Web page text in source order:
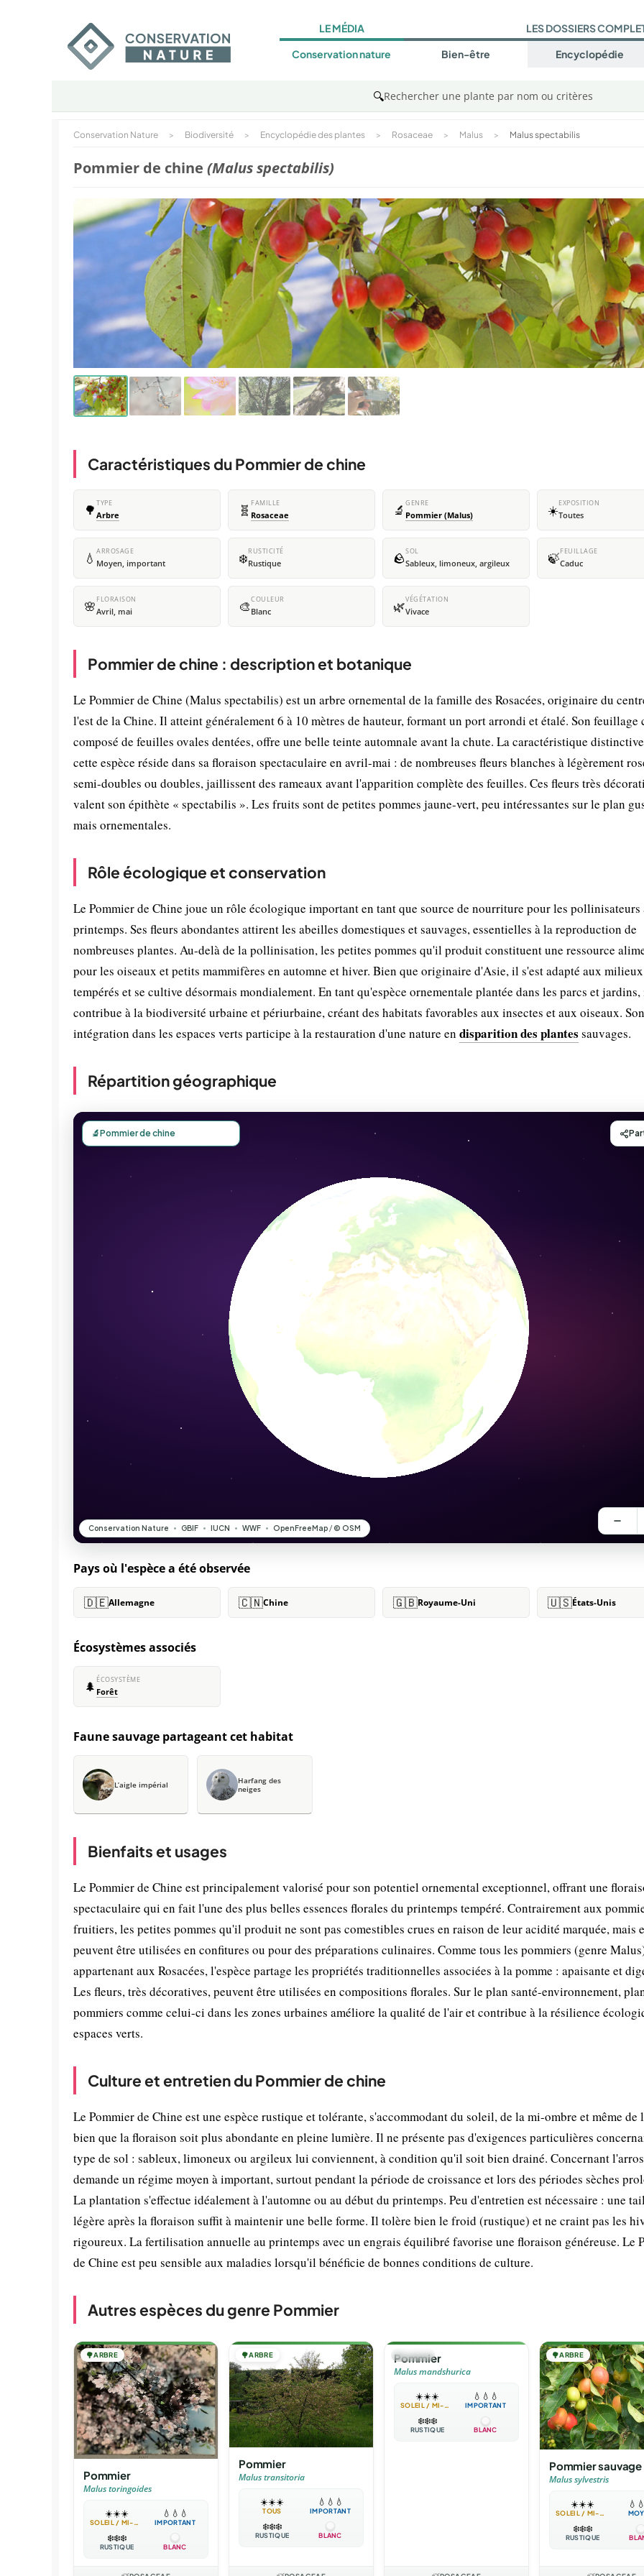
LE MÉDIA
Conservation nature
LES DOSSIERS
Bien-être Encyclopédie
🔍Rechercher une plante par nom ou critères
Conservation Nature > Biodiversité > Encyclopédie des plantes > Rosaceae > Malus > Malus spectabilis
Pommier de chine (Malus spectabilis)
Caractéristiques du Pommier de chine
🌳 TYPE
Arbre 🧬 FAMILLE
Rosaceae 🔬 GENRE
Pommier (Malus) ☀️EXPOSITION
Toutes
💧 ARROSAGE
Moyen, important ❄️RUSTICITÉ
Rustique 🪨SOL
Sableux, limoneux, argileux 🍃FEUILLAGE
Caduc
🌸 FLORAISON
Avril, mai 🎨COULEUR
Blanc 🌿VÉGÉTATION
Vivace
Pommier de chine : description et botanique
Le Pommier de Chine (Malus spectabilis) est un arbre ornemental de la famille des Rosacées, originaire du
l'est de la Chine. Il atteint généralement 6 à 10 mètres de hauteur, formant un port arrondi et étalé. Son feuillage
composé de feuilles ovales dentées, offre une belle teinte automnale avant la chute. La caractéristique
cette espèce réside dans sa floraison spectaculaire en avril-mai : de nombreuses fleurs blanches à légèrement
semi-doubles ou doubles, jaillissent des rameaux avant l'apparition complète des feuilles. Ces fleurs très
valent son épithète « spectabilis ». Les fruits sont de petites pommes jaune-vert, peu intéressantes sur le plan
mais ornementales.
Rôle écologique et conservation
Le Pommier de Chine joue un rôle écologique important en tant que source de nourriture pour les pollinisateurs
printemps. Ses fleurs abondantes attirent les abeilles domestiques et sauvages, essentielles à la reproduction de
nombreuses plantes. Au-delà de la pollinisation, les petites pommes qu'il produit constituent une ressource
pour les oiseaux et petits mammifères en automne et hiver. Bien que originaire d'Asie, il s'est adapté aux milieux
tempérés et se cultive désormais mondialement. En tant qu'espèce ornementale plantée dans les parcs et
contribue à la biodiversité urbaine et périurbaine, créant des habitats favorables aux insectes et aux oiseaux. Son
intégration dans les espaces verts participe à la restauration d'une nature en disparition des plantes sauvages.
Répartition géographique
Pays où l'espèce a été observée
🇩🇪Allemagne 🇨🇳Chine 🇬🇧Royaume-Uni 🇺🇸États-Unis
Écosystèmes associés
🌲 ÉCOSYSTÈME
Forêt
Faune sauvage partageant cet habitat
L’aigle impérial
Harfang des
neiges
Bienfaits et usages
Le Pommier de Chine est principalement valorisé pour son potentiel ornemental exceptionnel, offrant une
spectaculaire qui en fait l'une des plus belles essences florales du printemps tempéré. Contrairement aux
fruitiers, les petites pommes qu'il produit ne sont pas comestibles crues en raison de leur acidité marquée, mais
peuvent être utilisées en confitures ou pour des préparations culinaires. Comme tous les pommiers (genre
appartenant aux Rosacées, l'espèce partage les propriétés traditionnelles associées à la pomme : apaisante et
Les fleurs, très décoratives, peuvent être utilisées en compositions florales. Sur le plan santé-environnement,
pommiers comme celui-ci dans les zones urbaines améliore la qualité de l'air et contribue à la résilience
espaces verts.
Culture et entretien du Pommier de chine
Le Pommier de Chine est une espèce rustique et tolérante, s'accommodant du soleil, de la mi-ombre et même de
bien que la floraison soit plus abondante en pleine lumière. Il ne présente pas d'exigences particulières
type de sol : sableux, limoneux ou argileux lui conviennent, à condition qu'il soit bien drainé. Concernant
demande un régime moyen à important, surtout pendant la période de croissance et lors des périodes sèches
La plantation s'effectue idéalement à l'automne ou au début du printemps. Peu d'entretien est nécessaire : une
légère après la floraison suffit à maintenir une belle forme. Il tolère bien le froid (rustique) et ne craint pas les
rigoureux. La fertilisation annuelle au printemps avec un engrais équilibré favorise une floraison généreuse. Le
de Chine est peu sensible aux maladies lorsqu'il bénéficie de bonnes conditions de culture.
Autres espèces du genre Pommier
🌳ARBRE
Pommier
Malus toringoides
☀️☀️☀️
SOLEIL / MI-OMBRE
💧 💧 💧
IMPORTANT
❄️❄️❄️
RUSTIQUE BLANC
🌳ARBRE
Pommier
Malus transitoria
☀️☀️☀️
TOUS
💧 💧 💧
IMPORTANT
❄️❄️❄️
RUSTIQUE BLANC
🌳ARBRE
Pommier
Malus mandshurica
☀️☀️☀️
SOLEIL / MI-OMBRE
💧 💧 💧
IMPORTANT
❄️❄️❄️
RUSTIQUE BLANC
🌳ARBRE
Pommier sauvage
Malus sylvestris
☀️☀️☀️
SOLEIL / MI-OMBRE
💧
❄️❄️❄️
RUSTIQUE